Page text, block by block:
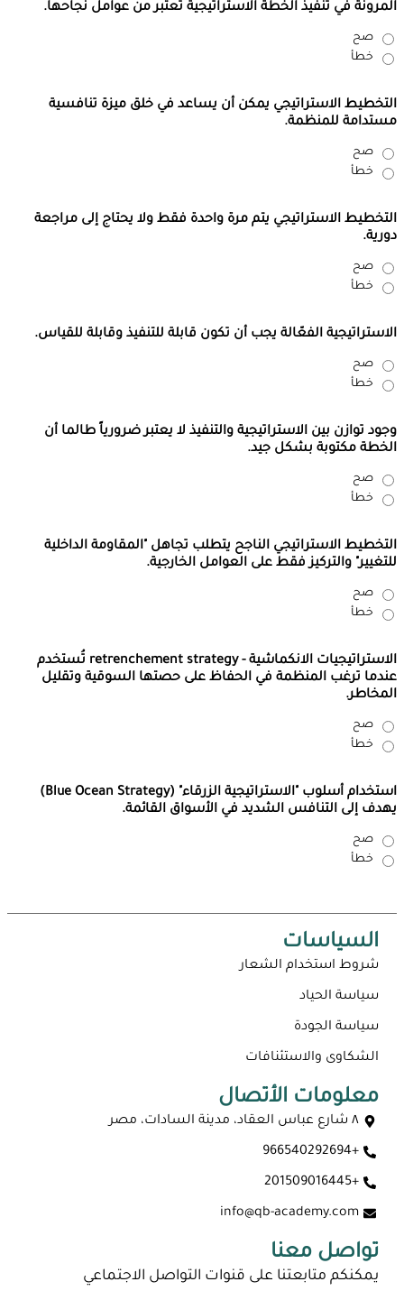
المرونة في تنفيذ الخطة الاستراتيجية تعتبر من عوامل نجاحها.
صح
خطأ
التخطيط الاستراتيجي يمكن أن يساعد في خلق ميزة تنافسية
مستدامة للمنظمة.
صح
خطأ
التخطيط الاستراتيجي يتم مرة واحدة فقط ولا يحتاج إلى مراجعة
دورية.
صح
خطأ
الاستراتيجية الفعّالة يجب أن تكون قابلة للتنفيذ وقابلة للقياس.
صح
خطأ
وجود توازن بين الاستراتيجية والتنفيذ لا يعتبر ضرورياً طالما أن
الخطة مكتوبة بشكل جيد.
صح
خطأ
التخطيط الاستراتيجي الناجح يتطلب تجاهل "المقاومة الداخلية
للتغيير" والتركيز فقط على العوامل الخارجية.
صح
خطأ
الاستراتيجيات الانكماشية - retrenchement strategy تُستخدم
عندما ترغب المنظمة في الحفاظ على حصتها السوقية وتقليل
المخاطر.
صح
خطأ
استخدام أسلوب "الاستراتيجية الزرقاء" (Blue Ocean Strategy)
يهدف إلى التنافس الشديد في الأسواق القائمة.
صح
خطأ
السياسات
شروط استخدام الشعار
سياسة الحياد
سياسة الجودة
الشكاوى والاستئنافات
معلومات الأتصال
٨ شارع عباس العقاد، مدينة السادات، مصر
+966540292694
+201509016445
info@qb-academy.com
تواصل معنا
يمكنكم متابعتنا على قنوات التواصل الاجتماعي